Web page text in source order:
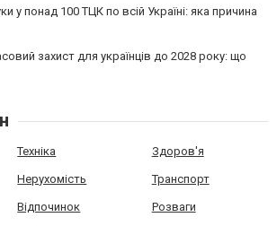
у понад 100 ТЦК по всій Україні: яка причина
захист для українців до 2028 року: що
Техніка Здоров'я
Нерухомість Транспорт
Відпочинок Розваги